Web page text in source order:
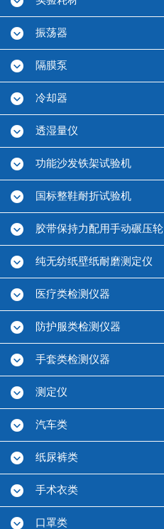
振荡器
隔膜泵
冷却器
透湿量仪
功能沙发铁架试验机
国标整鞋耐折试验机
胶带保持力配用手动碾压轮
纯无纺纸壁纸耐磨测定仪
医疗类检测仪器
防护服类检测仪器
手套类检测仪器
测定仪
汽车类
纸尿裤类
手术衣类
口罩类